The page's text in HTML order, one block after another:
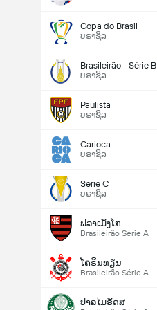
Copa do Brasil
ບຣາຊິລ
Brasileirão - Série B
ບຣາຊິລ
Paulista
ບຣາຊິລ
Carioca
ບຣາຊິລ
Serie C
ບຣາຊິລ
ຟລາເມັງໂກ
Brasileirão Série A
ໂຄຣິນທຽນ
Brasileirão Série A
ປາລໄມຣັດສ